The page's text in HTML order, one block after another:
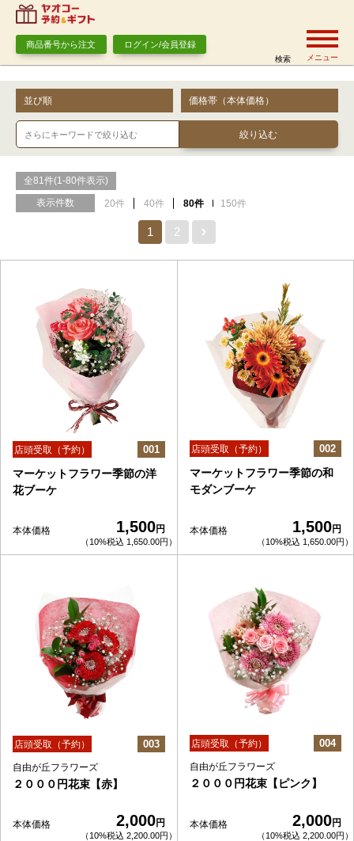
商品番号から注文 ログイン/会員登録
検索 メニュー
並び順 価格帯（本体価格）
全81件(1-80件表示)
表示件数
20件 40件 80件 150件
1 2
店頭受取（予約） 001
マーケットフラワー季節の洋
花ブーケ
本体価格 1,500円
（10%税込 1,650.00円）
店頭受取（予約） 002
マーケットフラワー季節の和
モダンブーケ
本体価格 1,500円
（10%税込 1,650.00円）
店頭受取（予約） 003
自由が丘フラワーズ
２０００円花束【赤】
本体価格 2,000円
（10%税込 2,200.00円）
店頭受取（予約） 004
自由が丘フラワーズ
２０００円花束【ピンク】
本体価格 2,000円
（10%税込 2,200.00円）